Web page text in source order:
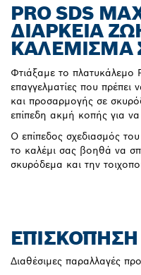
PRO SDS
ΔΙΆΡΚΕΙΑ
ΚΑΛΈΜΙΣΜΑ
Φτιάξαμε το πλατυκάλεμο
επαγγελματίες που πρέπει
και προσαρμογής σε
επίπεδη ακμή κοπής για
Ο επίπεδος σχεδιασμός
το καλέμι σας βοηθά να
σκυρόδεμα και την
Διαθέσιμες παραλλαγές